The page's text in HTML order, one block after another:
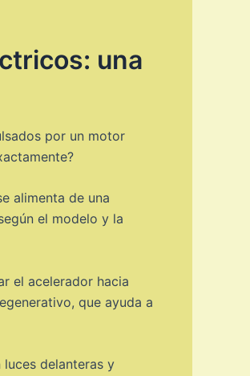
una
por un motor
alimenta de una
el modelo y la
el acelerador hacia
que ayuda a
delanteras y